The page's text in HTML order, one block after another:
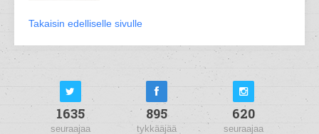
Takaisin edelliselle sivulle
1635
seuraajaa
895
tykkääjää
620
seuraajaa